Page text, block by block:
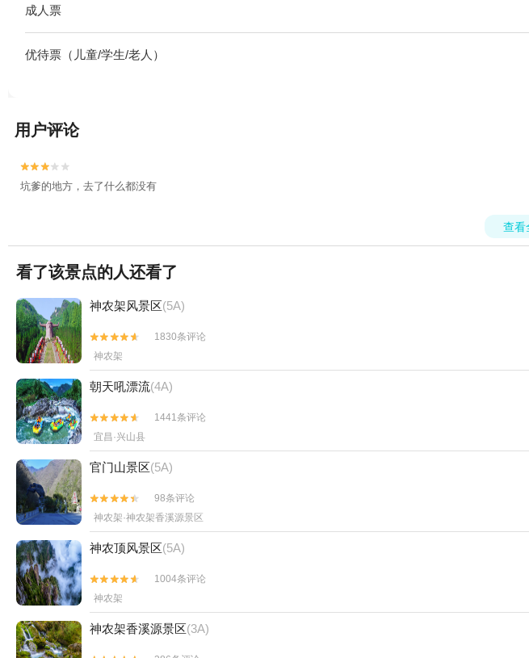
成人票
优待票（儿童/学生/老人）
用户评论


坑爹的地方，去了什么都没有
查看
看了该景点的人还看了
神农架风景区(5A)


1830条评论
神农架
朝天吼漂流(4A)


1441条评论
宜昌·兴山县
官门山景区(5A)


98条评论
神农架·神农架香溪源景区
神农顶风景区(5A)


1004条评论
神农架
神农架香溪源景区(3A)